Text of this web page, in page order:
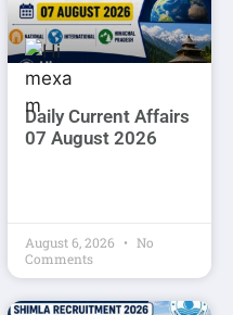
Daily Current Affairs
07 August 2026
August 6, 2026
No
Comments